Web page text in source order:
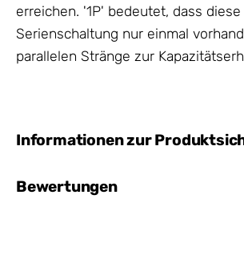
erreichen. '1P' bedeutet, dass diese
Serienschaltung nur einmal
parallelen Stränge zur
Informationen zur
Bewertungen